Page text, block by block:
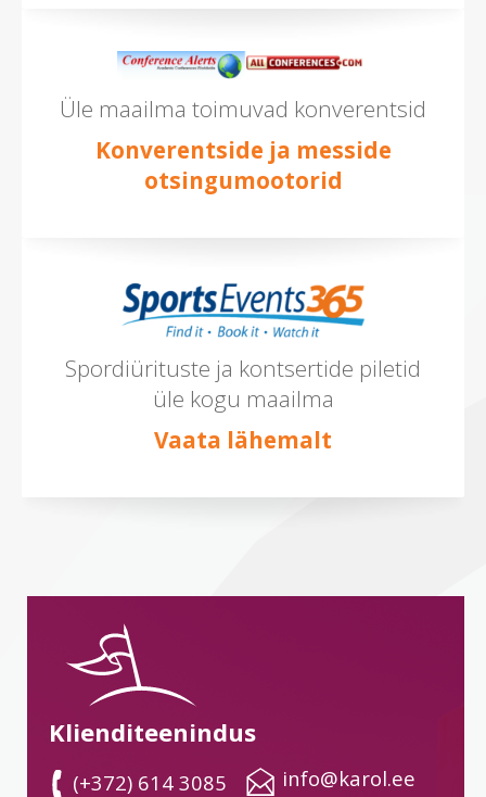
Üle maailma toimuvad konverentsid
Konverentside ja messide
otsingumootorid
Spordiürituste ja kontsertide piletid
üle kogu maailma
Vaata lähemalt
Klienditeenindus
(+372) 614 3085
info@karol.ee